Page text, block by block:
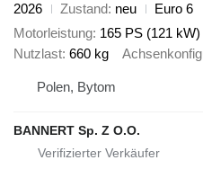
2026
Zustand neu
Euro 6
Motorleistung 165 PS (121 kW)
Nutzlast 660 kg
Polen, Bytom
BANNERT Sp. Z O.O.